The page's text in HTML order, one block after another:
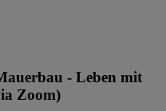
- Leben mit
Zoom)